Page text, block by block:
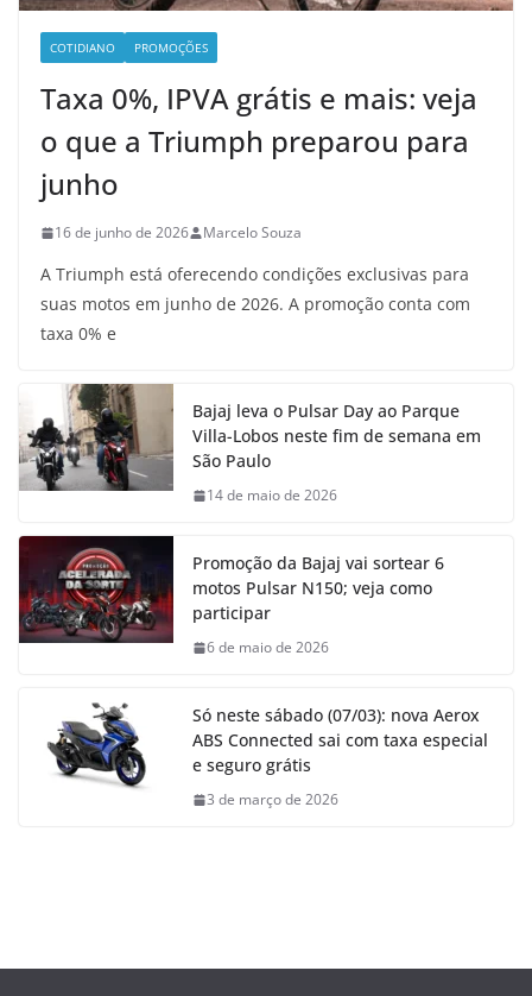
COTIDIANO PROMOÇÕES
Taxa 0%, IPVA grátis e mais: veja
o que a Triumph preparou para
junho
16 de junho de 2026 Marcelo Souza
A Triumph está oferecendo condições exclusivas para
suas motos em junho de 2026. A promoção conta com
taxa 0% e
Bajaj leva o Pulsar Day ao Parque
Villa-Lobos neste fim de semana em
São Paulo
14 de maio de 2026
Promoção da Bajaj vai sortear 6
motos Pulsar N150; veja como
participar
6 de maio de 2026
Só neste sábado (07/03): nova Aerox
ABS Connected sai com taxa especial
e seguro grátis
3 de março de 2026